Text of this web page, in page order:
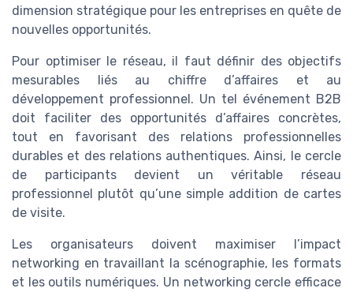
dimension stratégique pour les entreprises en quête de
nouvelles opportunités.
Pour optimiser le réseau, il faut définir des objectifs
mesurables liés au chiffre d’affaires et au
développement professionnel. Un tel événement B2B
doit faciliter des opportunités d’affaires concrètes,
tout en favorisant des relations professionnelles
durables et des relations authentiques. Ainsi, le cercle
de participants devient un véritable réseau
professionnel plutôt qu’une simple addition de cartes
de visite.
Les organisateurs doivent maximiser l’impact
networking en travaillant la scénographie, les formats
et les outils numériques. Un networking cercle efficace